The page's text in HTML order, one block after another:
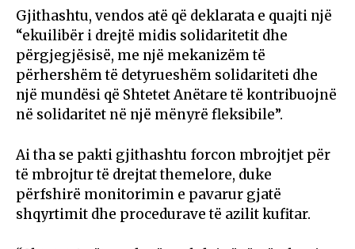
Gjithashtu, vendos atë që deklarata e quajti një
“ekuilibër i drejtë midis solidaritetit dhe
përgjegjësisë, me një mekanizëm të
përhershëm të detyrueshëm solidariteti dhe
një mundësi që Shtetet Anëtare të kontribuojnë
në solidaritet në një mënyrë fleksibile”.
Ai tha se pakti gjithashtu forcon mbrojtjet për
të mbrojtur të drejtat themelore, duke
përfshirë monitorimin e pavarur gjatë
shqyrtimit dhe procedurave të azilit kufitar.